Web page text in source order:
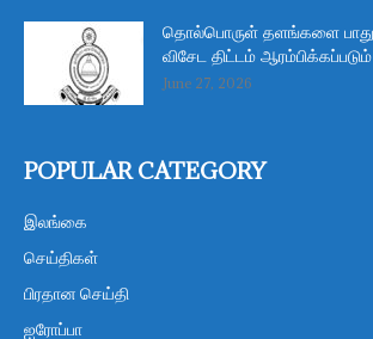
தொல்பொருள் தளங்களை
விசேட திட்டம் ஆரம்பிக்கப்படும்
June 27, 2026
POPULAR CATEGORY
இலங்கை
செய்திகள்
பிரதான செய்தி
ஐரோப்பா